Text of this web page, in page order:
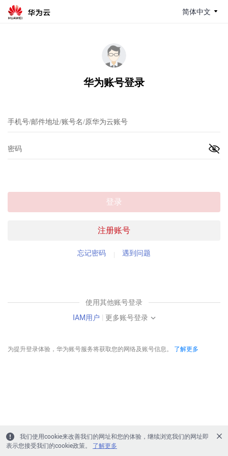
简体中文
华为账号登录
注册账号
登录
忘记密码 遇到问题
使用其他账号登录
IAM用户 | 更多账号登录
为提升登录体验，华为账号服务将获取您的网络及账号信息。 了解更多
我们使用cookie来改善我们的网址和您的体验，继续浏览我们的网址即
表示您接受我们的cookie政策。
了解更多